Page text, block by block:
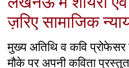
ज़रिए सामाजिक
मुख्य अतिथि व कवि
मौके पर अपनी कविता